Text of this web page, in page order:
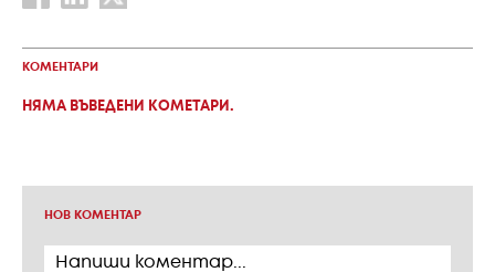
КОМЕНТАРИ
НЯМА ВЪВЕДЕНИ КОМЕТАРИ.
НОВ КОМЕНТАР